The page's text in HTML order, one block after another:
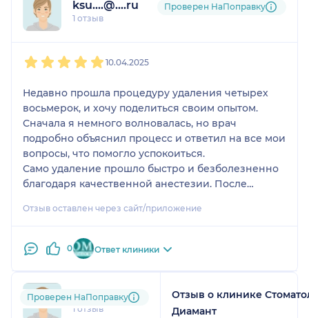
ksu....@....ru
1 отзыв
Проверен НаПоправку
10.04.2025
Недавно прошла процедуру удаления четырех
восьмерок, и хочу поделиться своим опытом.
Сначала я немного волновалась, но врач
подробно объяснил процесс и ответил на все мои
вопросы, что помогло успокоиться.
Само удаление прошло быстро и безболезненно
благодаря качественной анестезии. После
полостью рта и обезболивающим средствам.
но с каждым днем становилось лучше.
Персонал клиники был очень внимателен. В
рекомендую эту процедуру тем, кто сталкивается
с подобной проблемой.
Отзыв оставлен через сайт/приложение
0 Ответ клиники
agp....@....su
1 отзыв
Проверен НаПоправку
Отзыв о клинике
Диамант